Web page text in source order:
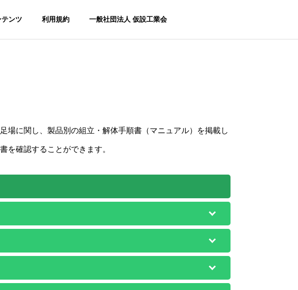
ンツ 利用規約 一般社団法人 仮設工業会
メタバースレジリエンス教
場に関し、製品別の組立・解体手順書（マニュアル）を掲載し
を確認することができます。